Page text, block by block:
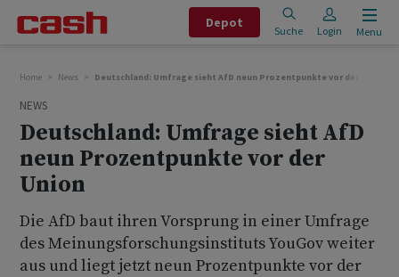
Depot
Suche Login Menu
Home News Deutschland: Umfrage sieht AfD neun Prozentpunkte vor der Union
NEWS
Deutschland: Umfrage sieht AfD
neun Prozentpunkte vor der
Union
Die AfD baut ihren Vorsprung in einer Umfrage
des Meinungsforschungsinstituts YouGov weiter
aus und liegt jetzt neun Prozentpunkte vor der